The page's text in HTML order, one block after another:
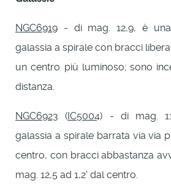
NGC6919 - di mag. 12,9, è
galassia a spirale con bracci
un centro più luminoso; sono
distanza.
NGC6923 (IC5004) - di mag.
galassia a spirale barrata via via
centro, con bracci abbastanza
mag. 12,5 ad 1,2' dal centro.